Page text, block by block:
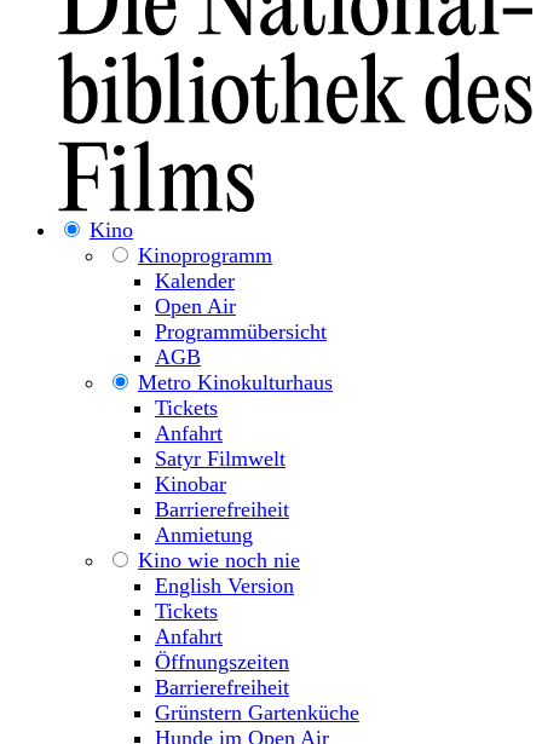
Kino
Kinoprogramm
Kalender
Open Air
Programmübersicht
AGB
Metro Kinokulturhaus
Tickets
Anfahrt
Satyr Filmwelt
Kinobar
Barrierefreiheit
Anmietung
Kino wie noch nie
English Version
Tickets
Anfahrt
Öffnungszeiten
Barrierefreiheit
Grünstern Gartenküche
Hunde im Open Air